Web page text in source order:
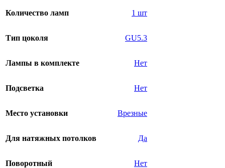
Количество ламп 1 шт
Тип цоколя GU5.3
Лампы в комплекте Нет
Подсветка Нет
Место установки Врезные
Для натяжных потолков Да
Поворотный Нет